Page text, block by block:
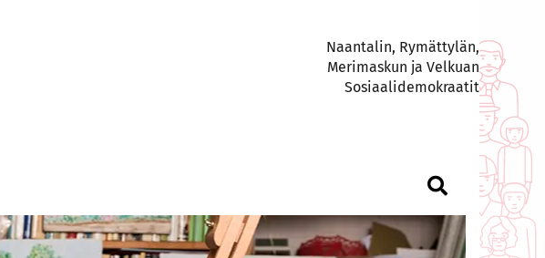
Naantalin, Rymättylän,
Merimaskun ja Velkuan
Sosiaalidemokraatit